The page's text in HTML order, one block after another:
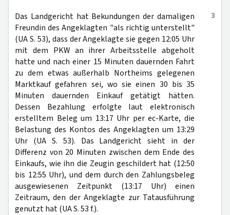
3
Das Landgericht hat Bekundungen der damaligen
Freundin des Angeklagten "als richtig unterstellt"
(UA S. 53), dass der Angeklagte sie gegen 12:05 Uhr
mit dem PKW an ihrer Arbeitsstelle abgeholt
hatte und nach einer 15 Minuten dauernden Fahrt
zu dem etwas außerhalb Northeims gelegenen
Marktkauf gefahren sei, wo sie einen 30 bis 35
Minuten dauernden Einkauf getätigt hätten.
Dessen Bezahlung erfolgte laut elektronisch
erstelltem Beleg um 13:17 Uhr per ec-Karte, die
Belastung des Kontos des Angeklagten um 13:29
Uhr (UA S. 53). Das Landgericht sieht in der
Differenz von 20 Minuten zwischen dem Ende des
Einkaufs, wie ihn die Zeugin geschildert hat (12:50
bis 12:55 Uhr), und dem durch den Zahlungsbeleg
ausgewiesenen Zeitpunkt (13:17 Uhr) einen
Zeitraum, den der Angeklagte zur Tatausführung
genutzt hat (UA S. 53 f.).